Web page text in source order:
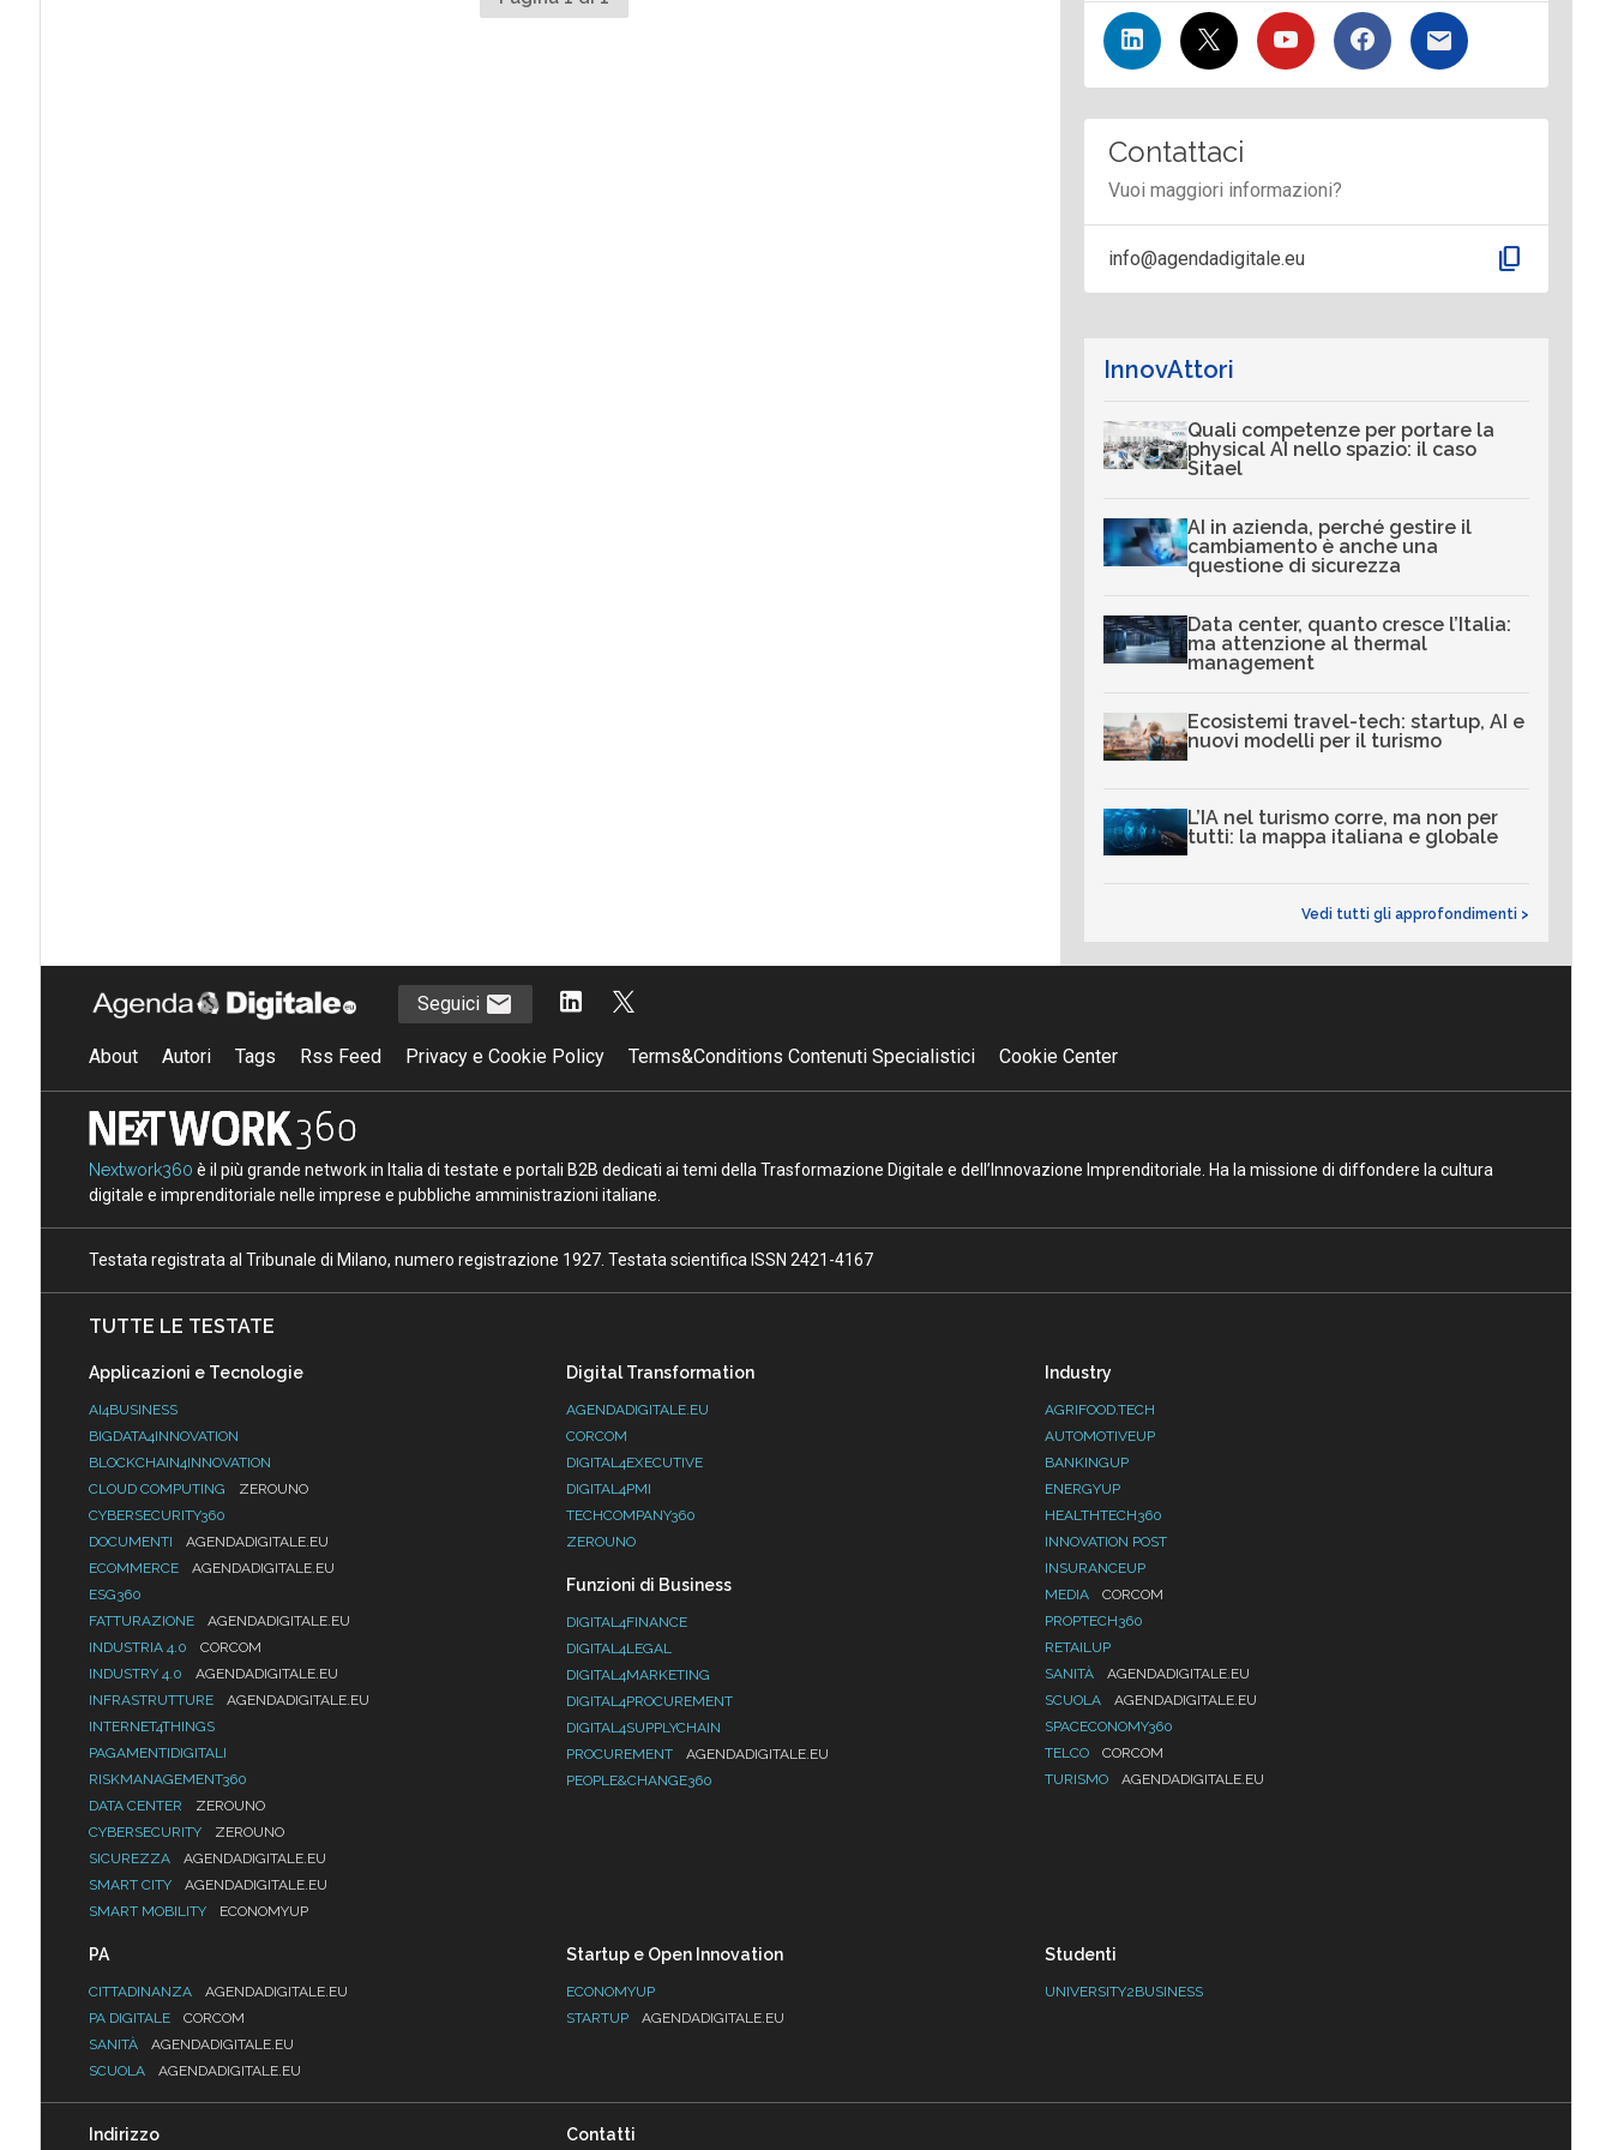
Contattaci
Vuoi maggiori informazioni?
info@agendadigitale.eu content_copy
InnovAttori
Quali competenze per portare la
physical AI nello spazio: il caso
Sitael
AI in azienda, perché gestire il
cambiamento è anche una
questione di sicurezza
Data center, quanto cresce l’Italia:
ma attenzione al thermal
management
Ecosistemi travel-tech: startup, AI e
nuovi modelli per il turismo
L’IA nel turismo corre, ma non per
tutti: la mappa italiana e globale
Vedi tutti gli approfondimenti >
Seguici
About Autori Tags Rss Feed Privacy e Cookie Policy Terms&Conditions Contenuti Specialistici Cookie Center
Nextwork360 è il più grande network in Italia di testate e portali B2B dedicati ai temi della Trasformazione Digitale e dell’Innovazione Imprenditoriale. Ha la missione di diffondere la cultura
digitale e imprenditoriale nelle imprese e pubbliche amministrazioni italiane.
Testata registrata al Tribunale di Milano, numero registrazione 1927. Testata scientifica ISSN 2421-4167
TUTTE LE TESTATE
Applicazioni e Tecnologie
AI4BUSINESS
BIGDATA4INNOVATION
BLOCKCHAIN4INNOVATION
CLOUD COMPUTING
ZEROUNO
CYBERSECURITY360
DOCUMENTI
AGENDADIGITALE.EU
ECOMMERCE
AGENDADIGITALE.EU
ESG360
FATTURAZIONE
AGENDADIGITALE.EU
INDUSTRIA 4.0
CORCOM
INDUSTRY 4.0
AGENDADIGITALE.EU
INFRASTRUTTURE
AGENDADIGITALE.EU
INTERNET4THINGS
PAGAMENTIDIGITALI
RISKMANAGEMENT360
DATA CENTER
ZEROUNO
CYBERSECURITY
ZEROUNO
SICUREZZA
AGENDADIGITALE.EU
SMART CITY
AGENDADIGITALE.EU
SMART MOBILITY
ECONOMYUP
Digital Transformation
AGENDADIGITALE.EU
CORCOM
DIGITAL4EXECUTIVE
DIGITAL4PMI
TECHCOMPANY360
ZEROUNO
Funzioni di Business
DIGITAL4FINANCE
DIGITAL4LEGAL
DIGITAL4MARKETING
DIGITAL4PROCUREMENT
DIGITAL4SUPPLYCHAIN
PROCUREMENT
AGENDADIGITALE.EU
PEOPLE&CHANGE360
Industry
AGRIFOOD.TECH
AUTOMOTIVEUP
BANKINGUP
ENERGYUP
HEALTHTECH360
INNOVATION POST
INSURANCEUP
MEDIA
CORCOM
PROPTECH360
RETAILUP
SANITÀ
AGENDADIGITALE.EU
SCUOLA
AGENDADIGITALE.EU
SPACECONOMY360
TELCO
CORCOM
TURISMO
AGENDADIGITALE.EU
PA
CITTADINANZA
AGENDADIGITALE.EU
PA DIGITALE
CORCOM
SANITÀ
AGENDADIGITALE.EU
SCUOLA
AGENDADIGITALE.EU
Startup e Open Innovation
ECONOMYUP
STARTUP
AGENDADIGITALE.EU
Studenti
UNIVERSITY2BUSINESS
Indirizzo Contatti